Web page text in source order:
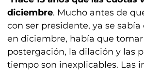
diciembre. Mucho antes de
con ser presidente, ya se sabía
en diciembre, había que tomar
postergación, la dilación y las
tiempo son inexplicables. Las